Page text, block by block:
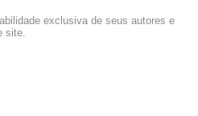
exclusiva de seus autores e
site.